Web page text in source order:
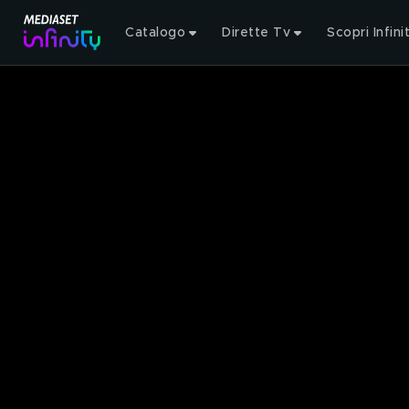
Catalogo Dirette Tv Scopri